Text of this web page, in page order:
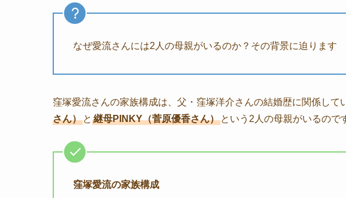
なぜ愛流さんには2人の母親がいるのか？その背景に迫ります
窪塚愛流さんの家族構成は、父・窪塚洋介さんの結婚歴に関係して
さん） と 継母PINKY（菅原優香さん） という2人の母親がいるので
窪塚愛流の家族構成